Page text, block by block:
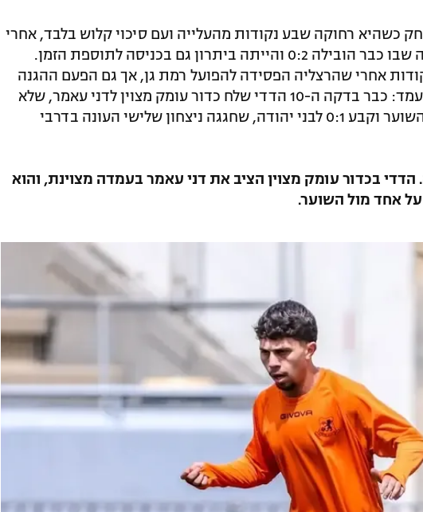
כשהיא רחוקה שבע נקודות מהעלייה ועם סיכוי קלוש בלבד, אחרי
ההפסד הישיר למכבי הרצליה שבו כבר הובילה 0:2 והייתה ביתרון גם בכניסה לתוספת הזמן.
אחרי שהרצליה הפסידה להפועל רמת גן, אך גם הפעם ההגנה
החלשה בליגה לא החזיקה מעמד: כבר בדקה ה-10 הדדי שלח כדור עומק מצוין לדני עאמר, שלא
התקשה באחד על אחד מול השוער וקבע 0:1 לבני יהודה, שחגגה ניצחון שלישי העונה בדרבי
לבני יהודה. הדדי בכדור עומק מצוין הציב את דני עאמר בעמדה מצוינת, והוא
אחד מול השוער.